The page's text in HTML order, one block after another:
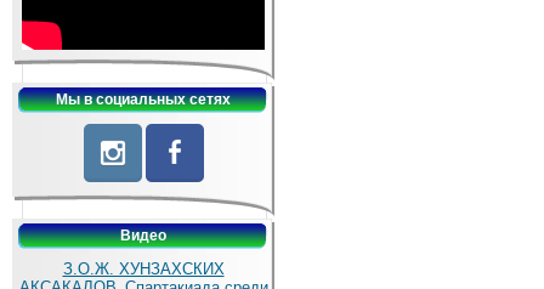
Мы в социальных сетях
Видео
З.О.Ж. ХУНЗАХСКИХ